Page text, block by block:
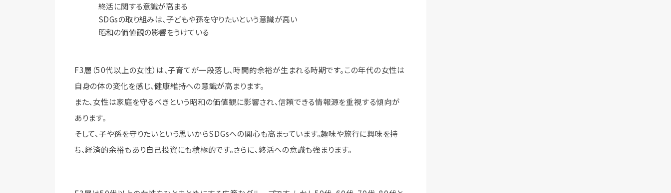
終活に関する意識が高まる
SDGsの取り組みは、子どもや孫を守りたいという意識が高い
昭和の価値観の影響をうけている
F3層（50代以上の女性）は、子育てが一段落し、時間的余裕が生まれる時期です。この年代の女性は
自身の体の変化を感じ、健康維持への意識が高まります。
また、女性は家庭を守るべきという昭和の価値観に影響され、信頼できる情報源を重視する傾向が
あります。
そして、子や孫を守りたいという思いからSDGsへの関心も高まっています。趣味や旅行に興味を持
ち、経済的余裕もあり自己投資にも積極的です。さらに、終活への意識も強まります。